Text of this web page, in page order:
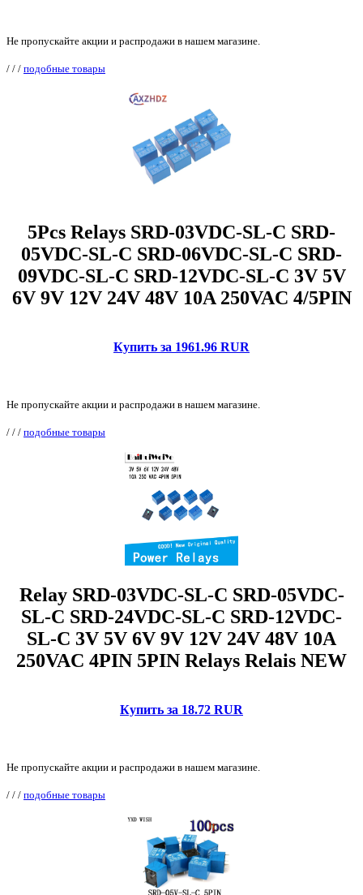
Не пропускайте акции и распродажи в нашем магазине.
/ / / подобные товары
5Pcs Relays SRD-03VDC-SL-C SRD-
05VDC-SL-C SRD-06VDC-SL-C SRD-
09VDC-SL-C SRD-12VDC-SL-C 3V 5V
6V 9V 12V 24V 48V 10A 250VAC 4/5PIN
Купить за 1961.96 RUR
Не пропускайте акции и распродажи в нашем магазине.
/ / / подобные товары
Relay SRD-03VDC-SL-C SRD-05VDC-
SL-C SRD-24VDC-SL-C SRD-12VDC-
SL-C 3V 5V 6V 9V 12V 24V 48V 10A
250VAC 4PIN 5PIN Relays Relais NEW
Купить за 18.72 RUR
Не пропускайте акции и распродажи в нашем магазине.
/ / / подобные товары